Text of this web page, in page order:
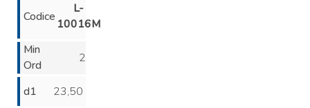
Codice
L-
10016M
Min
Ord
2
d1 23,50